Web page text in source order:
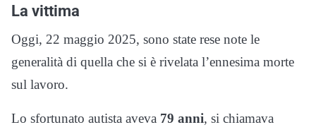
La vittima
Oggi, 22 maggio 2025, sono state rese note le
generalità di quella che si è rivelata l’ennesima morte
sul lavoro.
Lo sfortunato autista aveva 79 anni, si chiamava